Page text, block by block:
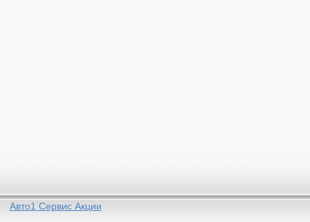
Авто1 Сервис Акции